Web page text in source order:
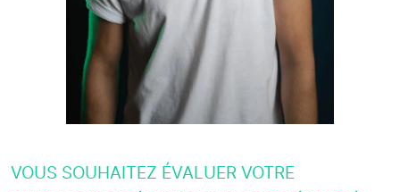
VOUS SOUHAITEZ ÉVALUER VOTRE